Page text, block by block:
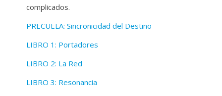
complicados.
PRECUELA: Sincronicidad del Destino
LIBRO 1: Portadores
LIBRO 2: La Red
LIBRO 3: Resonancia